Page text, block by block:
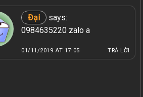
Đại
says:
0984635220 zalo a
01/11/2019 AT 17:05 TRẢ LỜI